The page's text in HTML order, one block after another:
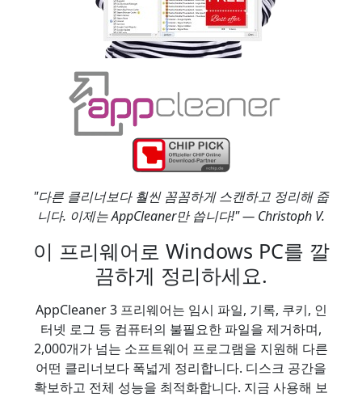
"다른 클리너보다 훨씬 꼼꼼하게 스캔하고 정리해 줍
니다. 이제는 AppCleaner만 씁니다!" — Christoph V.
이 프리웨어로 Windows PC를 깔
끔하게 정리하세요.
AppCleaner 3 프리웨어는 임시 파일, 기록, 쿠키, 인
터넷 로그 등 컴퓨터의 불필요한 파일을 제거하며,
2,000개가 넘는 소프트웨어 프로그램을 지원해 다른
어떤 클리너보다 폭넓게 정리합니다. 디스크 공간을
확보하고 전체 성능을 최적화합니다. 지금 사용해 보